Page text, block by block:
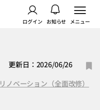
ログイン お知らせ メニュー
更新日：2026/06/26
リノベーション（全面改修）